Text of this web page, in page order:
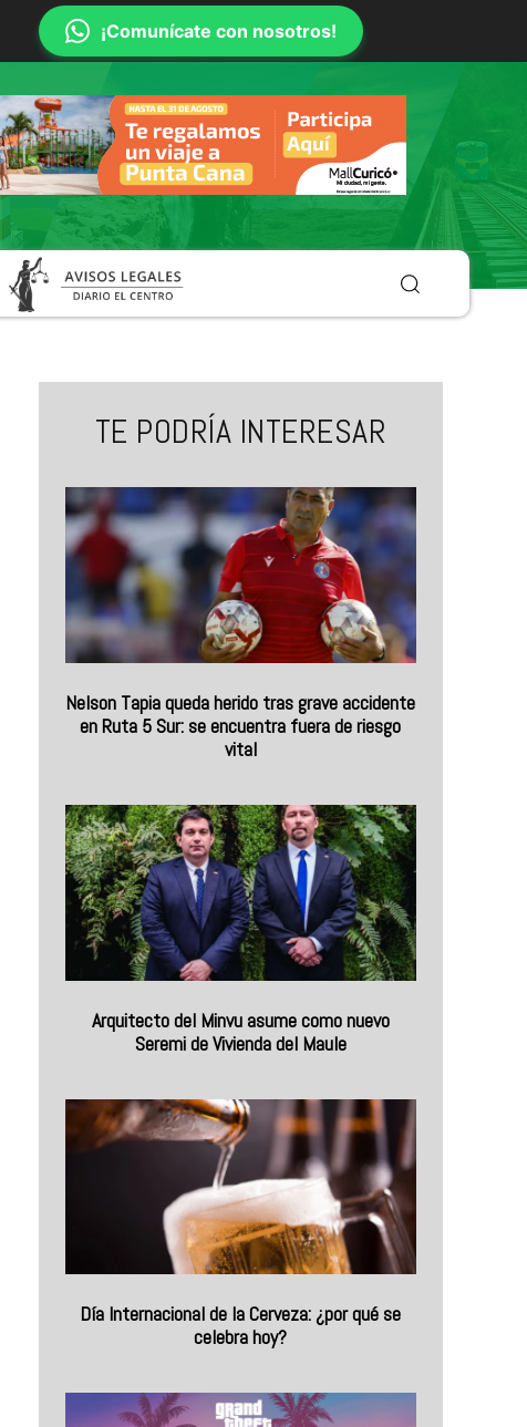
¡Comunícate con nosotros!
TE PODRÍA INTERESAR
Nelson Tapia queda herido tras grave accidente
en Ruta 5 Sur: se encuentra fuera de riesgo
vital
Arquitecto del Minvu asume como nuevo
Seremi de Vivienda del Maule
Día Internacional de la Cerveza: ¿por qué se
celebra hoy?